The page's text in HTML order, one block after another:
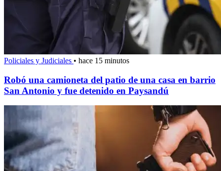
Policiales y Judiciales • hace 15 minutos
Robó una camioneta del patio de una casa en barrio
San Antonio y fue detenido en Paysandú